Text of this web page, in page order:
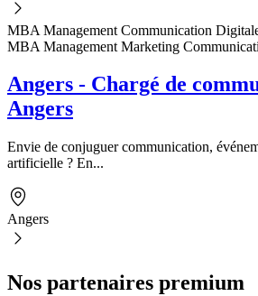
MBA Management Communication
MBA Management Marketing
Angers - Chargé de
Angers
Envie de conjuguer communication,
artificielle ? En...
Angers
Nos partenaires premium